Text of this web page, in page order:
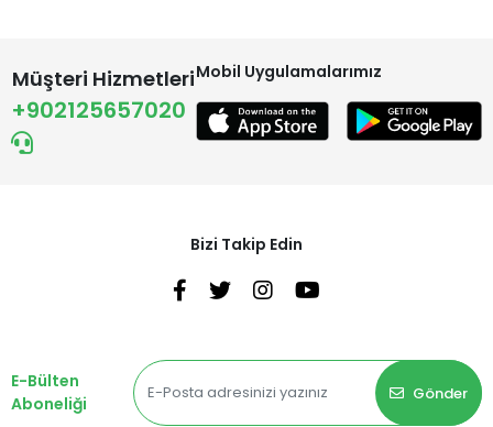
Müşteri Hizmetleri
+902125657020
Mobil Uygulamalarımız
Bizi Takip Edin
E-Bülten
Aboneliği
Gönder